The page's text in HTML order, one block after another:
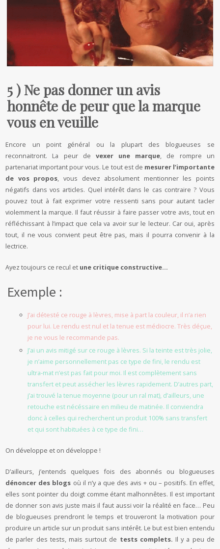
5 ) Ne pas donner un avis
honnête de peur que la marque
vous en veuille
Encore un point général ou la plupart des blogueuses se
reconnaitront. La peur de vexer une marque, de rompre un
partenariat important pour vous. Le tout est de mesurer l’importante
de vos propos, vous devez absolument mentionner les points
négatifs dans vos articles. Quel intérêt dans le cas contraire ? Vous
pouvez tout à fait exprimer votre ressenti sans pour autant tacler
violemment la marque. Il faut réussir à faire passer votre avis, tout en
réfléchissant à l’impact que cela va avoir sur le lecteur. Car oui, après
tout, il ne vous convient peut être pas, mais il pourra convenir à la
lectrice.
Ayez toujours ce recul et une critique constructive…
Exemple :
J’ai détesté ce rouge à lèvres, mise à part la couleur, il n’a rien
pour lui. Le rendu est nul et la tenue est médiocre. Très déçue,
je ne vous le recommande pas.
J’ai un avis mitigé sur ce rouge à lèvres. Si la teinte est très jolie,
je n’aime personnellement pas ce type de fini, le rendu est
ultra-mat n’est pas fait pour moi. Il est complètement sans
transfert et peut assécher les lèvres rapidement. D’autres part,
j’ai trouvé la tenue moyenne (pour un ral mat), d’ailleurs, une
retouche est nécéssaire en milieu de matinée. Il conviendra
donc à celles qui recherchent un produit 100% sans transfert
et qui sont habituées à ce type de fini…
On développe et on développe !
D’ailleurs, j’entends quelques fois des abonnés ou blogueuses
dénoncer des blogs où il n’y a que des avis + ou – positifs. En effet,
elles sont pointer du doigt comme étant malhonnêtes. Il est important
de donner son avis juste mais il faut aussi voir la réalité en face… Peu
de blogueuses prendront le temps et trouveront la motivation pour
produire un article sur un produit sans intérêt. Le but est bien entendu
de parler des tests, mais surtout de tests complets. Il y a peu de